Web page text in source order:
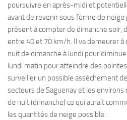
poursuivre en après-midi et
avant de revenir sous forme de neige
présent à compter de dimanche soir,
entre 40 et 70 km/h. Il va demeurer à
nuit de dimanche à lundi pour
lundi matin pour atteindre des
surveiller un possible assèchement
secteurs de Saguenay et les
de nuit (dimanche) ce qui aurait
les quantités de neige possible.